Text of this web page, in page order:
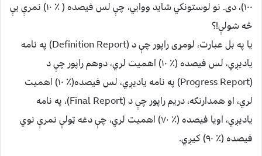
۱۰۰)، دی. نو لوستونکي شاید ووایي، چې لس فیصده ( ٪ ۱۰) نمرې یې
څه شولې!؟
یا په بل عبارت، لومړی راپور چې د (Definition Report) په نامه
یادیږي، لس فیصده (٪ ۱۰) اهمیت لري، دوهم راپور چې د
(Progress Report) په نامه یادیږي، لس فیصده(٪ ۱۰) اهمیت
لري، او همدارنګه، دریم راپور چې د (Final Report)، په نامه
یادیږي، اویا فیصده (٪ ۷۰) اهمیت لري، چې دغه ټولې نمرې نوي
فیصده (٪ ۹۰) کیږي.